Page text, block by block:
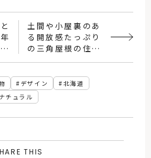
土間や小屋裏のあ
る開放感たっぷり
の三角屋根の住ま
い
デザイン
北海道
ナチュラル
THIS